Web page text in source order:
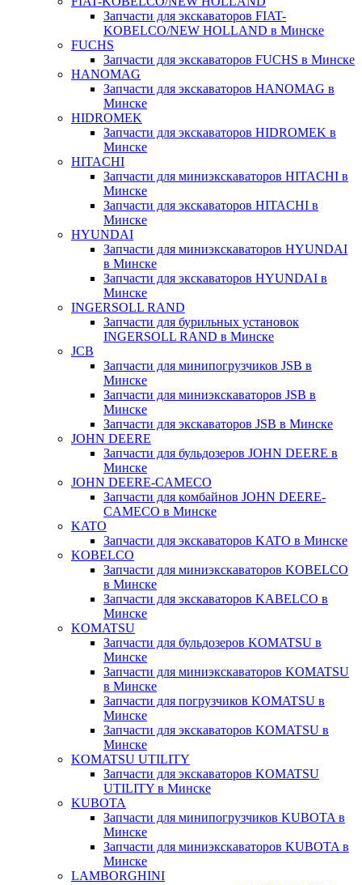
Запчасти для экскаваторов FIAT-
KOBELCO/NEW HOLLAND в Минске
FUCHS
Запчасти для экскаваторов FUCHS в Минске
HANOMAG
Запчасти для экскаваторов HANOMAG в
Минске
HIDROMEK
Запчасти для экскаваторов HIDROMEK в
Минске
HITACHI
Запчасти для миниэкскаваторов HITACHI в
Минске
Запчасти для экскаваторов HITACHI в
Минске
HYUNDAI
Запчасти для миниэкскаваторов HYUNDAI
в Минске
Запчасти для экскаваторов HYUNDAI в
Минске
INGERSOLL RAND
Запчасти для бурильных установок
INGERSOLL RAND в Минске
JCB
Запчасти для минипогрузчиков JSB в
Минске
Запчасти для миниэкскаваторов JSB в
Минске
Запчасти для экскаваторов JSB в Минске
JOHN DEERE
Запчасти для бульдозеров JOHN DEERE в
Минске
JOHN DEERE-CAMECO
Запчасти для комбайнов JOHN DEERE-
CAMECO в Минске
KATO
Запчасти для экскаваторов KATO в Минске
KOBELCO
Запчасти для миниэкскаваторов KOBELCO
в Минске
Запчасти для экскаваторов KABELCO в
Минске
KOMATSU
Запчасти для бульдозеров KOMATSU в
Минске
Запчасти для миниэкскаваторов KOMATSU
в Минске
Запчасти для погрузчиков KOMATSU в
Минске
Запчасти для экскаваторов KOMATSU в
Минске
KOMATSU UTILITY
Запчасти для экскаваторов KOMATSU
UTILITY в Минске
KUBOTA
Запчасти для минипогрузчиков KUBOTA в
Минске
Запчасти для миниэкскаваторов KUBOTA в
Минске
LAMBORGHINI